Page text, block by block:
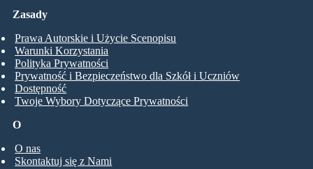
O
O nas
Skontaktuj się z Nami
Zasady
Prawa Autorskie i Użycie Scenopisu
Warunki Korzystania
Polityka Prywatności
Prywatność i Bezpieczeństwo dla Szkół i Uczniów
Dostępność
Twoje Wybory Dotyczące Prywatności